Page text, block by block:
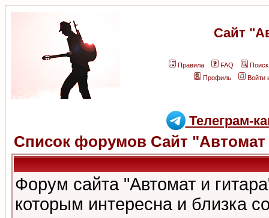
Сайт
Правила FAQ
Поиск
Профиль
Войти
Телеграм-
Список форумов Сайт "Автомат
Форум сайта "Автомат и
которым интересна и близка